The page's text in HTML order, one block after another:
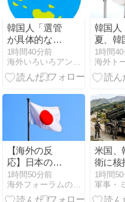
韓国人「選管
が具体的なエ
クセルで投票
者数の操作方
法を指示…
せ』の組織的
証拠を確保」
1時間40分前
海外いろいろアンテナ
韓国人
夏、韓
東京へ
かない
こち
でめち
ゃ羨
（ﾌﾞﾙﾌ
韓国の
1時間
海外ト
【海外の反
応】日本のセ
ブンイレブン
は最高！米企
業が真似でき
1時間50分前
海外フォーラムの反応まとめ
米国、
衛に核
すか…
備え「
戦術核
1時間